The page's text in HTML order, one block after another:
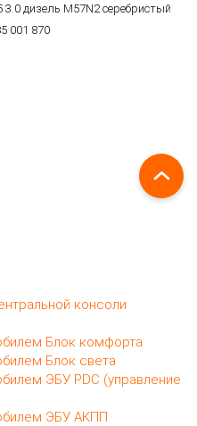
дизель M57N2 серебристый
001 870
консоли
Блок комфорта
Блок света
ЭБУ PDC (управление
ЭБУ АКПП